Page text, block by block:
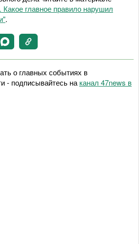
главное правило нарушил
.
о главных событиях в
- подписывайтесь на канал 47news в